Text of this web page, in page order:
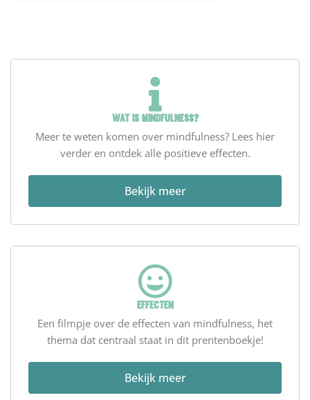
WAT IS MINDFULNESS?
Meer te weten komen over mindfulness? Lees hier
verder en ontdek alle positieve effecten.
Bekijk meer
Effecten
Een filmpje over de effecten van mindfulness, het
thema dat centraal staat in dit prentenboekje!
Bekijk meer